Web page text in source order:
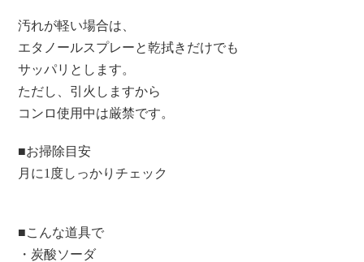
汚れが軽い場合は、
エタノールスプレーと乾拭きだけでも
サッパリとします。
ただし、引火しますから
コンロ使用中は厳禁です。
■お掃除目安
月に1度しっかりチェック
■こんな道具で
・炭酸ソーダ